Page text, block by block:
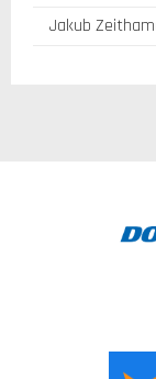
Jakub